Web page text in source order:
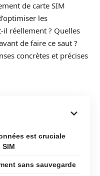
de carte SIM
les
il réellement ? Quelles
de faire ce saut ?
concrètes et précises
est cruciale
sans sauvegarde